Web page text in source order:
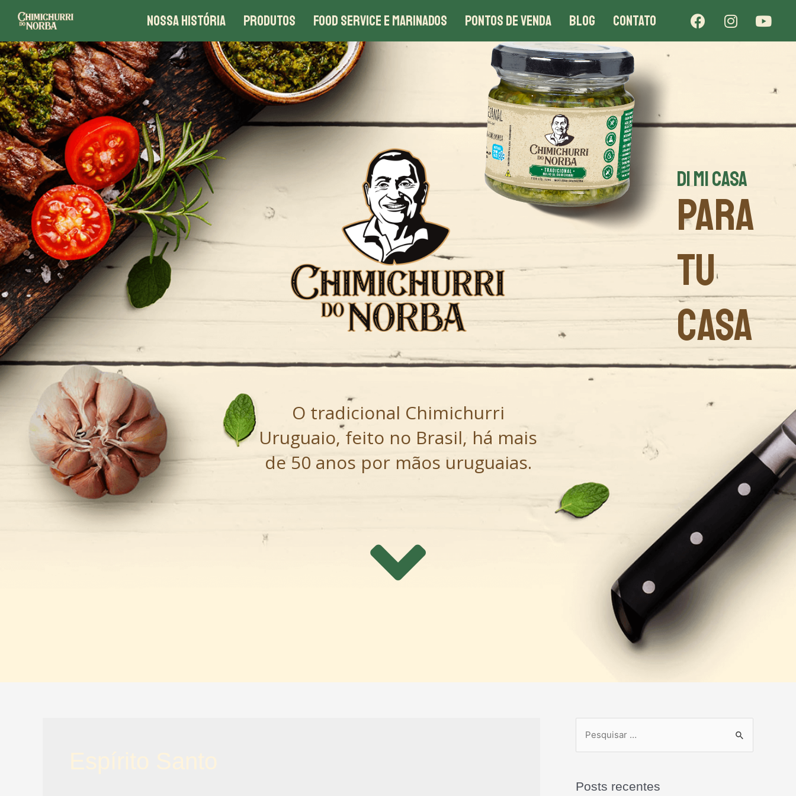
NOSSA HISTÓRIA PRODUTOS FOOD SERVICE E MARINADOS PONTOS DE VENDA BLOG CONTATO
DI MI CASA
PARA
TU
CASA
O tradicional Chimichurri
Uruguaio, feito no Brasil, há mais
de 50 anos por mãos uruguaias.
Posts recentes